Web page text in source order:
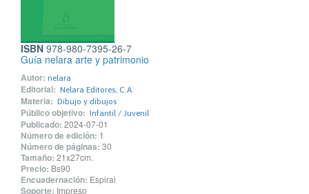
ISBN 978-980-7395-26-7
Guía nelara arte y patrimonio
Autor: nelara
Editorial: Nelara Editores, C.A.
Materia: Dibujo y dibujos
Público objetivo: Infantil / Juvenil
Publicado: 2024-07-01
Número de edición: 1
Número de páginas: 30
Tamaño: 21x27cm.
Precio: Bs90
Encuadernación: Espiral
Soporte: Impreso